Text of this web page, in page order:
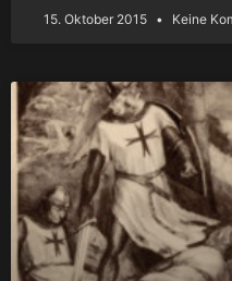
15. Oktober 2015 Keine